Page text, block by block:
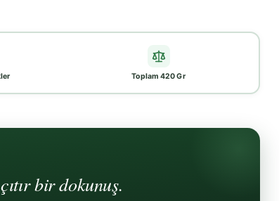
Toplam 420 Gr
bir dokunuş.